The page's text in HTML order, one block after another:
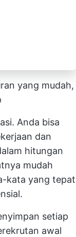
yang mudah,
Anda bisa
dan
hitungan
mudah
kata yang tepat
setiap
awal